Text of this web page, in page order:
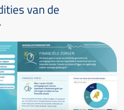
van de